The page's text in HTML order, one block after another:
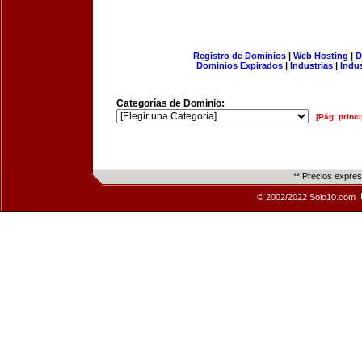
Registro de Dominios| Web Hosting |
Dominios Expirados | Industrias |
Categorías de Dominio:
[Pág.
** Precios
© 2002/2022 Solo10.com